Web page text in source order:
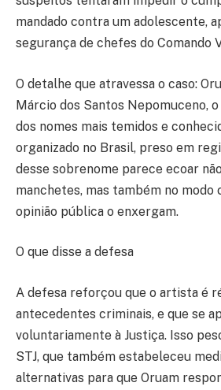
mandado contra um adolescente,
segurança de chefes do Comando
O detalhe que atravessa o caso:
Márcio dos Santos Nepomuceno,
dos nomes mais temidos e
organizado no Brasil, preso em
desse sobrenome parece ecoar
manchetes, mas também no modo
opinião pública o enxergam.
O que disse a defesa
A defesa reforçou que o artista é
antecedentes criminais, e que se
voluntariamente à Justiça. Isso
STJ, que também estabeleceu
alternativas para que Oruam